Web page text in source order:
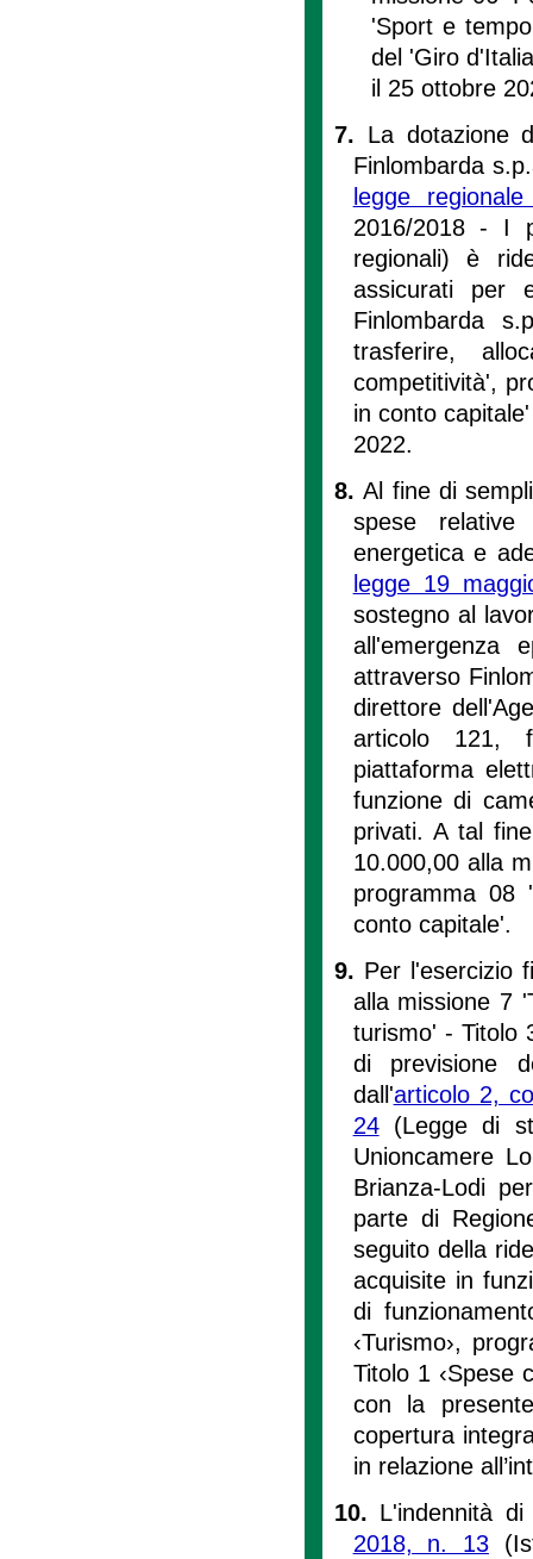
'Sport e
del 'Giro
il 25 ottobre
7. La dotazione
Finlombarda
legge
2016/2018 - I
regionali) è
assicurati per
Finlombarda
trasferire,
competitività',
in conto
2022.
8.Al fine di
spese relative
energetica e
legge 19
sostegno al
all'emergenza
attraverso
direttore
articolo 121,
piattaforma
funzione di
privati. A tal
10.000,00 alla
programma 08
conto capitale'.
9. Per l'esercizio
alla missione 7
turismo' - Titolo
di previsione
dall'articolo 2,
24(Legge di
Unioncamere
Brianza-Lodi
parte di
seguito della
acquisite in
di
‹Turismo›,
Titolo 1 ‹Spese
con la
copertura
in relazione
10. L'indennità
2018, n. 13